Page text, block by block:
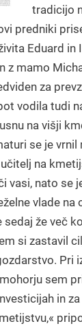
tradicijo
predniki
Eduard in
z mamo
za
vodila tudi
na višji
se je vrnil
na
vasi, nato se
vlade na
že več
si zastavil
Pri
sem
in